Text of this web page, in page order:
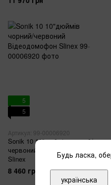
5
5
Артикул: 99-00006920
Sonik 10 10"дюймів чорний/
червоний Відеодомофон
Slinex
8 460 грн
Будь ласка,
українська